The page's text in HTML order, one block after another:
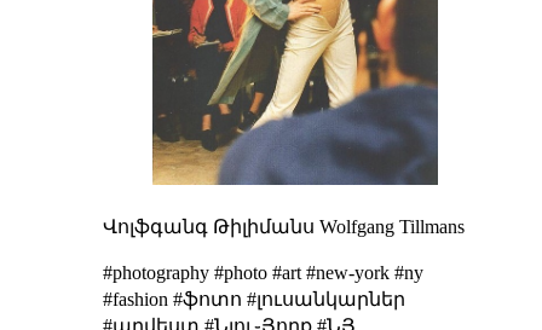
Վոլֆգանգ Թիլիմանս Wolfgang Tillmans
#photography #photo #art #new-york #ny
#fashion #ֆոտո #լուսանկարներ
#արվեստ #Նյու֊Յորք #ՆՅ